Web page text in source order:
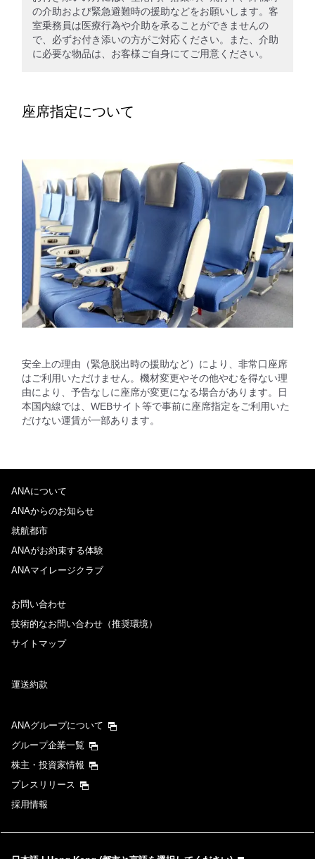
の介助および緊急避難時の援助などをお願いします。客
室乗務員は医療行為や介助を承ることができませんの
で、必ずお付き添いの方がご対応ください。また、介助
に必要な物品は、お客様ご自身にてご用意ください。
座席指定について
安全上の理由（緊急脱出時の援助など）により、非常口座席
はご利用いただけません。機材変更やその他やむを得ない理
由により、予告なしに座席が変更になる場合があります。日
本国内線では、WEBサイト等で事前に座席指定をご利用いた
だけない運賃が一部あります。
ANAについて
ANAからのお知らせ
就航都市
ANAがお約束する体験
ANAマイレージクラブ
お問い合わせ
技術的なお問い合わせ（推奨環境）
サイトマップ
運送約款
ANAグループについて
グループ企業一覧
株主・投資家情報
プレスリリース
採用情報